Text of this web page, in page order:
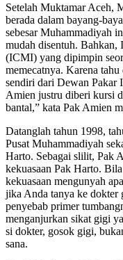
Setelah Muktamar Aceh,
berada dalam bayang-
sebesar Muhammadiyah
mudah disentuh. Bahkan,
(ICMI) yang dipimpin
memecatnya. Karena
sendiri dari Dewan Pakar
Amien justru diberi kursi
bantal,” kata Pak Amien
Datanglah tahun 1998,
Pusat Muhammadiyah
Harto. Sebagai slilit, Pak
kekuasaan Pak Harto.
kekuasaan mengunyah
jika Anda tanya ke dokter
penyebab primer
menganjurkan sikat gigi
si dokter, gosok gigi,
sana.